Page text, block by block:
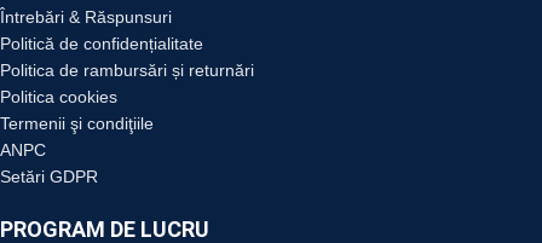
Întrebări & Răspunsuri
Politică de confidențialitate
Politica de rambursări și returnări
Politica cookies
Termenii şi condiţiile
ANPC
Setări GDPR
PROGRAM DE LUCRU